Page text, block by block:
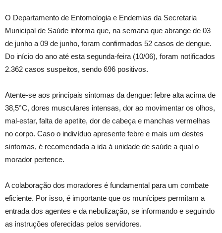
O Departamento de Entomologia e Endemias da Secretaria
Municipal de Saúde informa que, na semana que abrange de 03
de junho a 09 de junho, foram confirmados 52 casos de dengue.
Do início do ano até esta segunda-feira (10/06), foram notificados
2.362 casos suspeitos, sendo 696 positivos.
Atente-se aos principais sintomas da dengue: febre alta acima de
38,5°C, dores musculares intensas, dor ao movimentar os olhos,
mal-estar, falta de apetite, dor de cabeça e manchas vermelhas
no corpo. Caso o indivíduo apresente febre e mais um destes
sintomas, é recomendada a ida à unidade de saúde a qual o
morador pertence.
A colaboração dos moradores é fundamental para um combate
eficiente. Por isso, é importante que os munícipes permitam a
entrada dos agentes e da nebulização, se informando e seguindo
as instruções oferecidas pelos servidores.